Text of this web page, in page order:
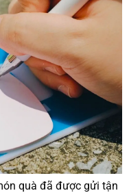
quà đã được gửi tận